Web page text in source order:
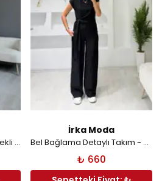
Keten Önden Düğmeli Yelekli Takım - Taş
İrka Moda
Bel Bağlama Detaylı Takım - Siyah
₺ 660